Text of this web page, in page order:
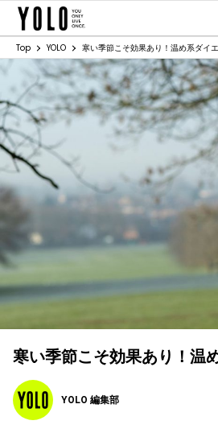
Top YOLO 寒い季節こそ効果あり！温め系ダイ
寒い季節こそ効果あり！温
YOLO 編集部